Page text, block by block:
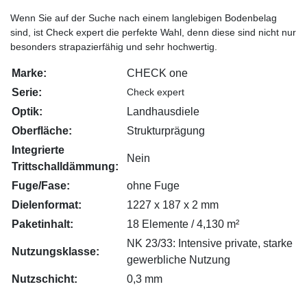
Wenn Sie auf der Suche nach einem langlebigen Bodenbelag
sind, ist Check expert die perfekte Wahl, denn diese sind nicht nur
besonders strapazierfähig und sehr hochwertig.
Marke:
CHECK one
Serie:
Check expert
Optik:
Landhausdiele
Oberfläche:
Strukturprägung
Integrierte
Trittschalldämmung:
Nein
Fuge/Fase:
ohne Fuge
Dielenformat:
1227 x 187 x 2 mm
Paketinhalt:
18 Elemente / 4,130 m²
Nutzungsklasse:
NK 23/33: Intensive private, starke
gewerbliche Nutzung
Nutzschicht:
0,3 mm